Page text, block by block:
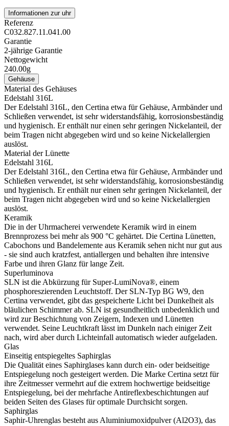
Informationen zur uhr
Referenz
C032.827.11.041.00
Garantie
2-jährige Garantie
Nettogewicht
240.00g
Gehäuse
Material des Gehäuses
Edelstahl 316L
Der Edelstahl 316L, den Certina etwa für Gehäuse, Armbänder und
Schließen verwendet, ist sehr widerstandsfähig, korrosionsbeständig
und hygienisch. Er enthält nur einen sehr geringen Nickelanteil, der
beim Tragen nicht abgegeben wird und so keine Nickelallergien
auslöst.
Material der Lünette
Edelstahl 316L
Der Edelstahl 316L, den Certina etwa für Gehäuse, Armbänder und
Schließen verwendet, ist sehr widerstandsfähig, korrosionsbeständig
und hygienisch. Er enthält nur einen sehr geringen Nickelanteil, der
beim Tragen nicht abgegeben wird und so keine Nickelallergien
auslöst.
Keramik
Die in der Uhrmacherei verwendete Keramik wird in einem
Brennprozess bei mehr als 900 °C gehärtet. Die Certina Lünetten,
Cabochons und Bandelemente aus Keramik sehen nicht nur gut aus
- sie sind auch kratzfest, antiallergen und behalten ihre intensive
Farbe und ihren Glanz für lange Zeit.
Superluminova
SLN ist die Abkürzung für Super-LumiNova®, einem
phosphoreszierenden Leuchtstoff. Der SLN-Typ BG W9, den
Certina verwendet, gibt das gespeicherte Licht bei Dunkelheit als
bläulichen Schimmer ab. SLN ist gesundheitlich unbedenklich und
wird zur Beschichtung von Zeigern, Indexen und Lünetten
verwendet. Seine Leuchtkraft lässt im Dunkeln nach einiger Zeit
nach, wird aber durch Lichteinfall automatisch wieder aufgeladen.
Glas
Einseitig entspiegeltes Saphirglas
Die Qualität eines Saphirglases kann durch ein- oder beidseitige
Entspiegelung noch gesteigert werden. Die Marke Certina setzt für
ihre Zeitmesser vermehrt auf die extrem hochwertige beidseitige
Entspiegelung, bei der mehrfache Antireflexbeschichtungen auf
beiden Seiten des Glases für optimale Durchsicht sorgen.
Saphirglas
Saphir-Uhrenglas besteht aus Aluminiumoxidpulver (Al2O3), das